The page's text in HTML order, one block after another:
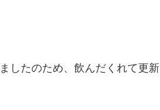
したのため、飲んだくれて更新